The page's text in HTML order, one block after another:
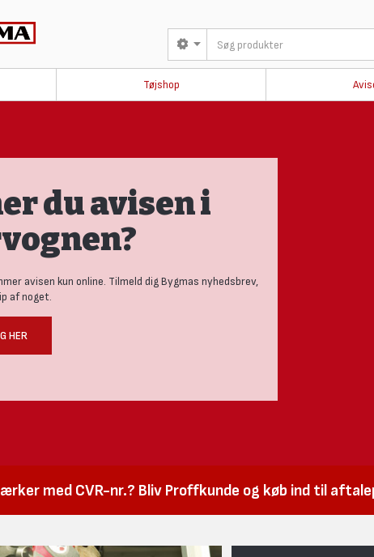
Tøjshop
med CVR-nr.? Bliv Proffkunde og køb ind til